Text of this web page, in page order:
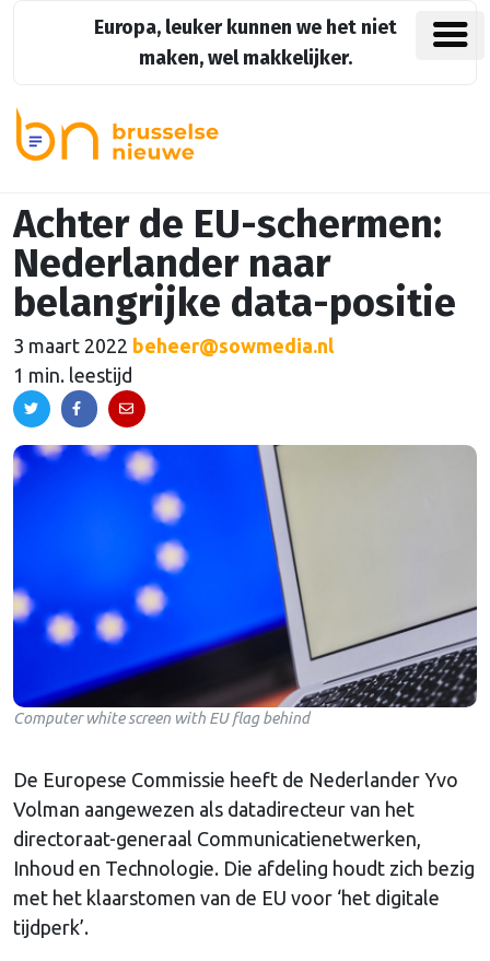
Europa, leuker kunnen we het niet
maken, wel makkelijker.
Achter de EU-schermen:
Nederlander naar
belangrijke data-positie
3 maart 2022 beheer@sowmedia.nl
1 min. leestijd
Computer white screen with EU flag behind
De Europese Commissie heeft de Nederlander Yvo
Volman aangewezen als datadirecteur van het
directoraat-generaal Communicatienetwerken,
Inhoud en Technologie. Die afdeling houdt zich bezig
met het klaarstomen van de EU voor ‘het digitale
tijdperk’.